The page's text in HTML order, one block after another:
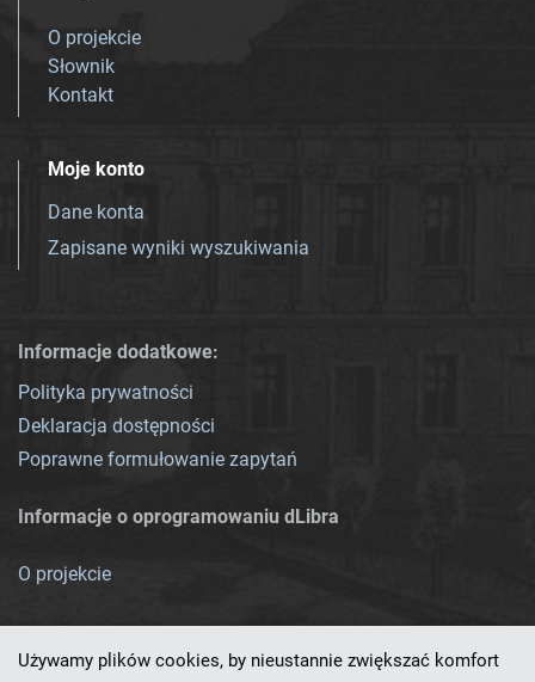
O projekcie
Słownik
Kontakt
Moje konto
Dane konta
Zapisane wyniki wyszukiwania
Informacje dodatkowe:
Polityka prywatności
Deklaracja dostępności
Poprawne formułowanie zapytań
Informacje o oprogramowaniu dLibra
O projekcie
Używamy plików cookies, by nieustannie zwiększać komfort